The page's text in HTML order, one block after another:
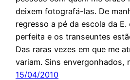
deixem fotografá-las. De
regresso a pé da escola da E.
perfeita e os transeuntes
Das raras vezes em que me
variam. Sins envergonhados,
15/04/2010